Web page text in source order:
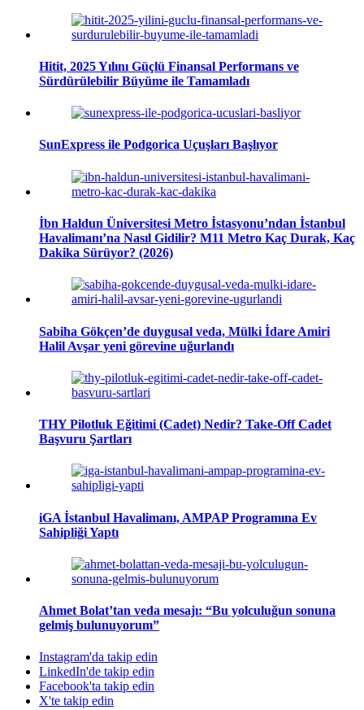
Hitit, 2025 Yılını Güçlü Finansal Performans ve
Sürdürülebilir Büyüme ile Tamamladı
SunExpress ile Podgorica Uçuşları Başlıyor
İbn Haldun Üniversitesi Metro İstasyonu’ndan İstanbul
Havalimanı’na Nasıl Gidilir? M11 Metro Kaç Durak, Kaç
Dakika Sürüyor? (2026)
Sabiha Gökçen’de duygusal veda, Mülki İdare Amiri
Halil Avşar yeni görevine uğurlandı
THY Pilotluk Eğitimi (Cadet) Nedir? Take-Off Cadet
Başvuru Şartları
iGA İstanbul Havalimanı, AMPAP Programına Ev
Sahipliği Yaptı
Ahmet Bolat’tan veda mesajı: “Bu yolculuğun sonuna
gelmiş bulunuyorum”
Instagram'da takip edin
LinkedIn'de takip edin
Facebook'ta takip edin
X'te takip edin